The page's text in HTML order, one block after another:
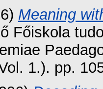
Meaning
Főiskola
1.). pp.